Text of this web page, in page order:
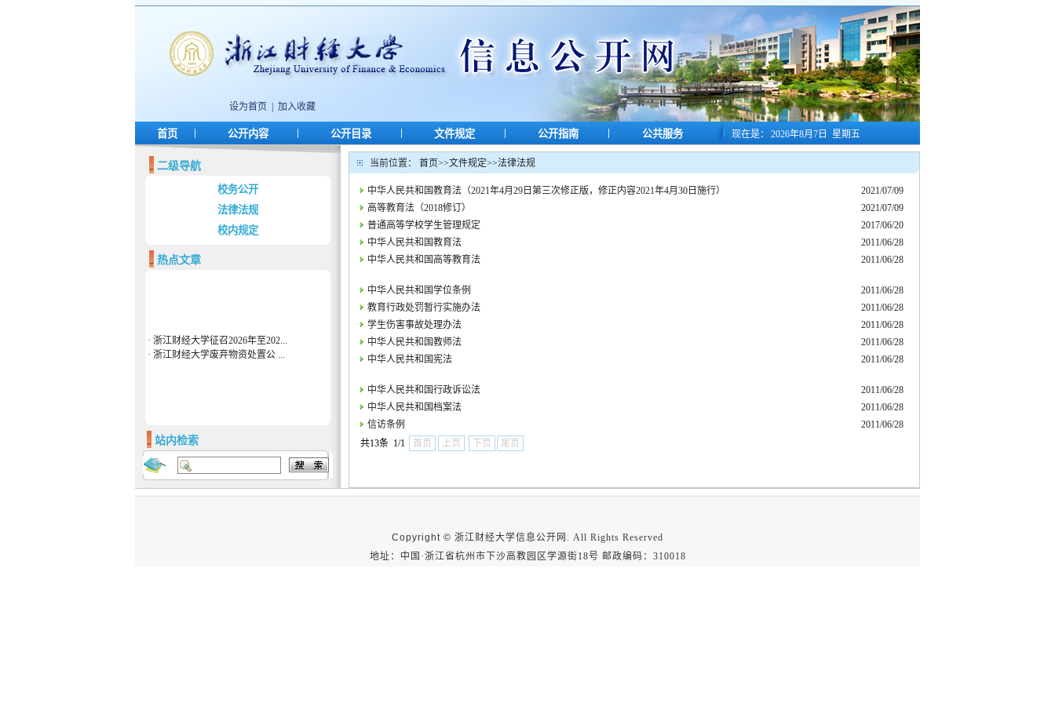
设为首页 加入收藏
首页 | 公开内容 | 公开目录 | 文件规定 | 公开指南 | 公共服务 现在是： 2026年8月7日 星期五
二级导航
校务公开
法律法规
校内规定
热点文章
· 浙江财经大学征召2026年至202...
· 浙江财经大学废弃物资处置公 ...
站内检索
当前位置： 首页>>文件规定>>法律法规
中华人民共和国教育法（2021年4月29日第三次修正版，修正内容2021年4月30日施行）
2021/07/09
高等教育法（2018修订）
2021/07/09
普通高等学校学生管理规定
2017/06/20
中华人民共和国教育法
2011/06/28
中华人民共和国高等教育法
2011/06/28
中华人民共和国学位条例
2011/06/28
教育行政处罚暂行实施办法
2011/06/28
学生伤害事故处理办法
2011/06/28
中华人民共和国教师法
2011/06/28
中华人民共和国宪法
2011/06/28
中华人民共和国行政诉讼法
2011/06/28
中华人民共和国档案法
2011/06/28
信访条例
2011/06/28
共13条 1/1
首页 上页 下页 尾页
Copyright © 浙江财经大学信息公开网. All Rights Reserved
地址：中国·浙江省杭州市下沙高教园区学源街18号 邮政编码：310018